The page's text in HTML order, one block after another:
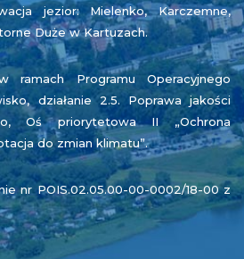
jezior: Mielenko, Karczemne,
Duże w Kartuzach.
ramach Programu Operacyjnego
działanie 2.5. Poprawa jakości
Oś priorytetowa II „Ochrona
do zmian klimatu”.
nr POIS.02.05.00-00-0002/18-00 z